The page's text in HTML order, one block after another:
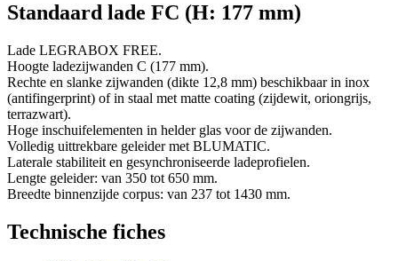
Standaard lade FC (H: 177 mm)
Lade LEGRABOX FREE.
Hoogte ladezijwanden C (177 mm).
Rechte en slanke zijwanden (dikte 12,8 mm) beschikbaar in inox
(antifingerprint) of in staal met matte coating (zijdewit, oriongrijs,
terrazwart).
Hoge inschuifelementen in helder glas voor de zijwanden.
Volledig uittrekbare geleider met BLUMATIC.
Laterale stabiliteit en gesynchroniseerde ladeprofielen.
Lengte geleider: van 350 tot 650 mm.
Breedte binnenzijde corpus: van 237 tot 1430 mm.
Technische fiches